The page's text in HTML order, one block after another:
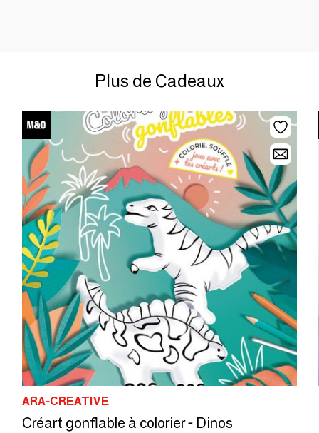
Plus de Cadeaux
ARA-CREATIVE
Créart gonflable à colorier - Dinos